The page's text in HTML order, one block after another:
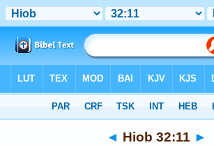
◄ Hiob 32:11 ►